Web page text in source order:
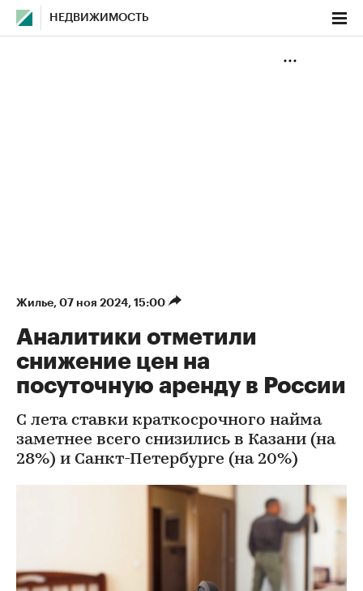
НЕДВИЖИМОСТЬ
Жилье⁠, 07 ноя 2024, 15:00
Аналитики отметили
снижение цен на
посуточную аренду в России
С лета ставки краткосрочного найма
заметнее всего снизились в Казани (на
28%) и Санкт-Петербурге (на 20%)